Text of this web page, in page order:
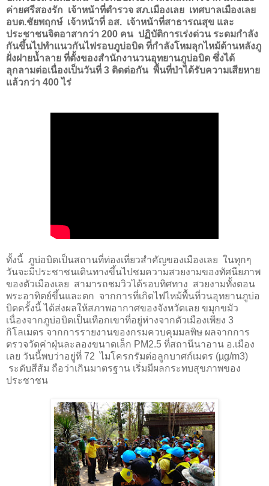
ค่ายศรีสองรัก เจ้าหน้าที่ตำรวจ สภ.เมืองเลย เทศบาลเมืองเลย
อบต.ชัยพฤกษ์ เจ้าหน้าที่ อส. เจ้าหน้าที่สาธารณสุข และ
ประชาชนจิตอาสากว่า 200 คน ปฏิบัติการเร่งด่วน ระดมกำลัง
กันขึ้นไปทำแนวกันไฟรอบภูบ่อบิด ที่กำลังโหมลุกไหม้ด้านหลังภู
ฝั่งฝายน้ำลาย ที่ตั้งของสำนักงานวนอุทยานภูบ่อบิด ซึ่งได้
ลุกลามต่อเนื่องเป็นวันที่ 3 ติดต่อกัน พื้นที่ป่าได้รับความเสียหาย
แล้วกว่า 400 ไร่
ทั้งนี้ ภูบ่อบิดเป็นสถานที่ท่องเที่ยวสำคัญของเมืองเลย ในทุกๆ
วันจะมีประชาชนเดินทางขึ้นไปชมความสวยงามของทัศนียภาพ
ของตัวเมืองเลย สามารถชมวิวได้รอบทิศทาง สวยงามทั้งตอน
พระอาทิตย์ขึ้นและตก จากการที่เกิดไฟไหม้พื้นที่วนอุทยานภูบ่อ
บิดครั้งนี้ ได้ส่งผลให้สภาพอากาศของจังหวัดเลย ขมุกขมัว
เนื่องจากภูบ่อบิดเป็นเทือกเขาที่อยู่ห่างจากตัวเมืองเพียง 3
กิโลเมตร จากการรายงานของกรมควบคุมมลพิษ ผลจากการ
ตรวจวัดค่าฝุ่นละลองขนาดเล็ก PM2.5 ที่สถานีนาอาน อ.เมือง
เลย วันนี้พบว่าอยู่ที่ 72 ไมโครกรัมต่อลูกบาศก์เมตร (µg/m3)
ระดับสีส้ม ถือว่าเกินมาตรฐาน เริ่มมีผลกระทบสุขภาพของ
ประชาชน